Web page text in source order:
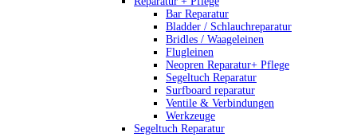
Bar Reparatur
Bladder / Schlauchreparatur
Bridles / Waageleinen
Flugleinen
Neopren Reparatur+ Pflege
Segeltuch Reparatur
Surfboard reparatur
Ventile & Verbindungen
Werkzeuge
Segeltuch Reparatur